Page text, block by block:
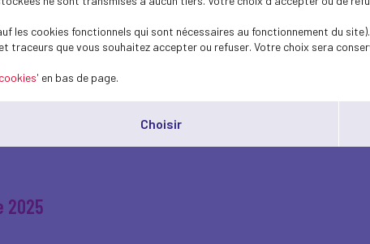
2025
2025
les cookies fonctionnels qui sont nécessaires au fonctionnement du
que vous souhaitez accepter ou refuser. Votre choix sera
en bas de page.
Choisir